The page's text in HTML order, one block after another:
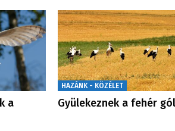
a
HAZÁNK - KÖZÉLET
Gyülekeznek a fehér